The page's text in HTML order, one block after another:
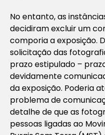
No entanto, as
decidiram excluir um
comporia a exposição.
solicitação das
prazo estipulado –
devidamente
da exposição. Poderia
problema de
detalhe de que as
pessoas ligadas ao